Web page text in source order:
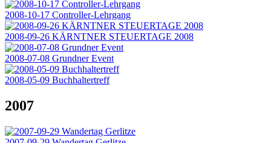
2008-10-17 Controller-Lehrgang
2008-09-26 KÄRNTNER STEUERTAGE 2008
2008-07-08 Grundner Event
2008-05-09 Buchhaltertreff
2007